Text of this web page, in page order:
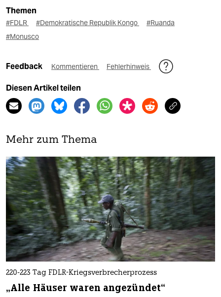
Themen
#FDLR #Demokratische Republik Kongo
#Ruanda
#Monusco
Feedback Kommentieren Fehlerhinweis
Diesen Artikel teilen
Mehr zum Thema
220-223 Tag FDLR-Kriegsverbrecherprozess
„Alle Häuser waren angezündet“